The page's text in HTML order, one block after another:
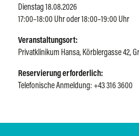
Dienstag 18.08.2026
17:00–18:00 Uhr oder 18:00–19:00 Uhr
Veranstaltungsort:
Privatklinikum Hansa, Körblergasse 42,
Reservierung erforderlich:
Telefonische Anmeldung: +43 316 3600